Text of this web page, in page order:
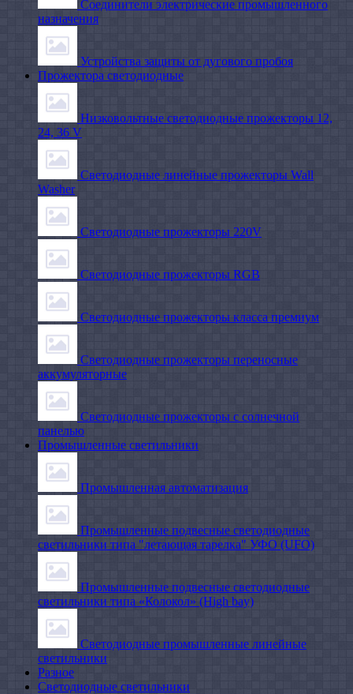
Соединители электрические промышленного
назначения
Устройства защиты от дугового пробоя
Прожектора светодиодные
Низковольтные светодиодные прожекторы 12,
24, 36 V
Светодиодные линейные прожекторы Wall
Washer
Светодиодные прожекторы 220V
Светодиодные прожекторы RGB
Светодиодные прожекторы класса премиум
Светодиодные прожекторы переносные
аккумуляторные
Светодиодные прожекторы с солнечной
панелью
Промышленные светильники
Промышленная автоматизация
Промышленные подвесные cветодиодные
светильники типа "летающая тарелка" УФО (UFO)
Промышленные подвесные cветодиодные
светильники типа «Колокол» (High bay)
Светодиодные промышленные линейные
светильники
Разное
Светодиодные светильники